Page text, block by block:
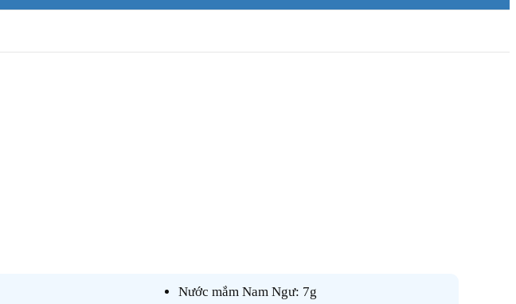
Nước mắm Nam Ngư: 7g